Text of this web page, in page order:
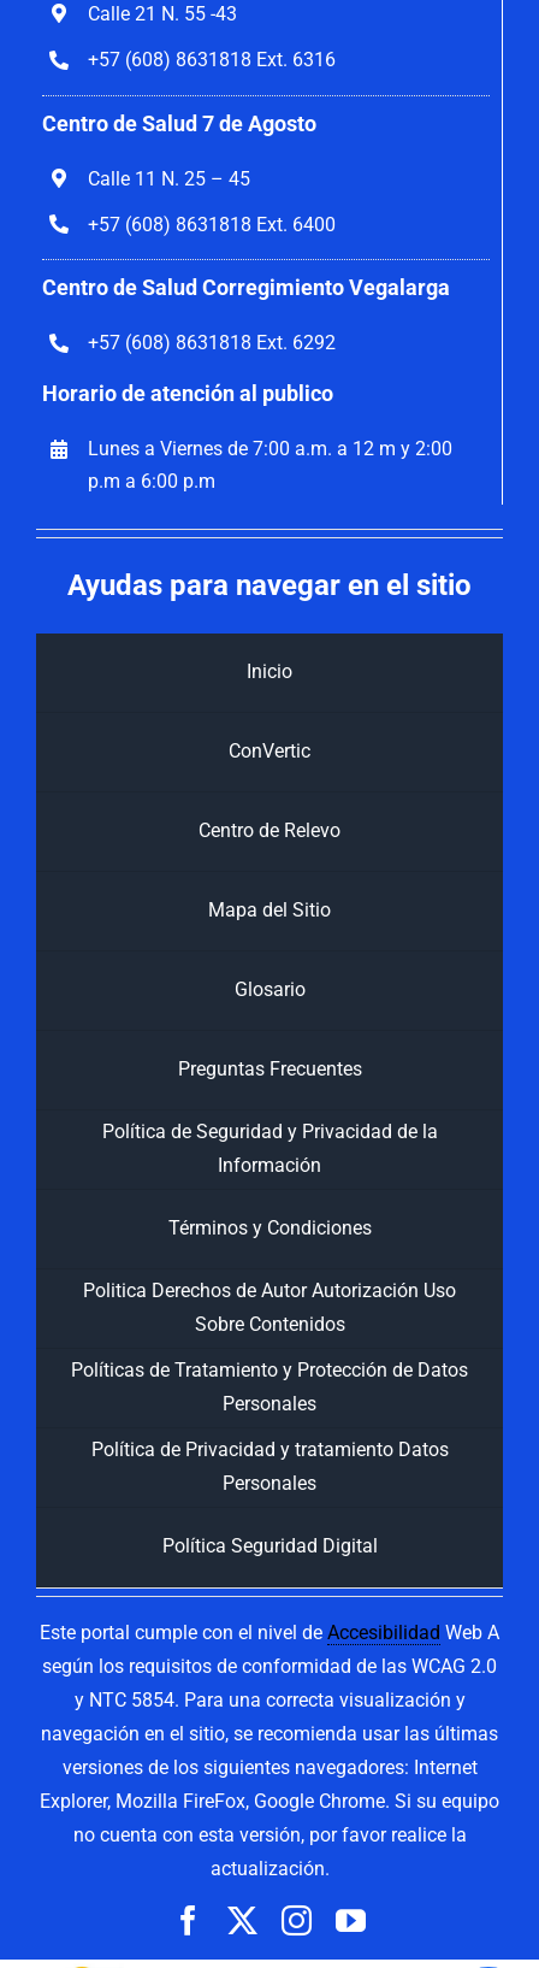
Calle 21 N. 55 -43
+57 (608) 8631818 Ext. 6316
Centro de Salud 7 de Agosto
Calle 11 N. 25 – 45
+57 (608) 8631818 Ext. 6400
Centro de Salud Corregimiento Vegalarga
+57 (608) 8631818 Ext. 6292
Horario de atención al publico
Lunes a Viernes de 7:00 a.m. a 12 m y 2:00
p.m a 6:00 p.m
Ayudas para navegar en el sitio
Inicio
ConVertic
Centro de Relevo
Mapa del Sitio
Glosario
Preguntas Frecuentes
Política de Seguridad y Privacidad de la
Información
Términos y Condiciones
Politica Derechos de Autor Autorización Uso
Sobre Contenidos
Políticas de Tratamiento y Protección de Datos
Personales
Política de Privacidad y tratamiento Datos
Personales
Política Seguridad Digital
Este portal cumple con el nivel de Accesibilidad Web A
según los requisitos de conformidad de las WCAG 2.0
y NTC 5854. Para una correcta visualización y
navegación en el sitio, se recomienda usar las últimas
versiones de los siguientes navegadores: Internet
Explorer, Mozilla FireFox, Google Chrome. Si su equipo
no cuenta con esta versión, por favor realice la
actualización.